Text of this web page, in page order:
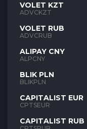
VOLET KZT
ADVCKZT
VOLET RUB
ADVCRUB
ALIPAY CNY
ALPCNY
BLIK PLN
BLIKPLN
CAPITALIST EUR
CPTSEUR
CAPITALIST RUB